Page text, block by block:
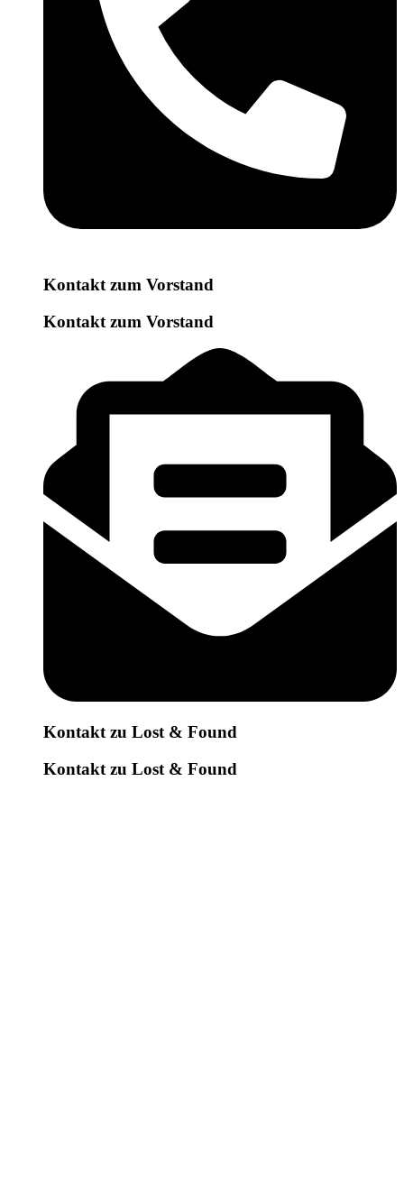
Kontakt zum Vorstand
Kontakt zum Vorstand
Kontakt zu Lost & Found
Kontakt zu Lost & Found